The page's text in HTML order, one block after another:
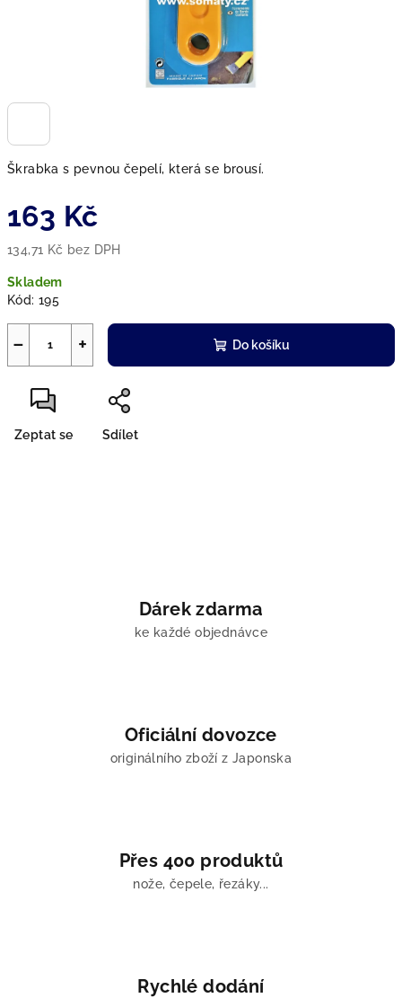
Škrabka s pevnou čepelí, která se brousí.
163 Kč
134,71 Kč bez DPH
cena:
Skladem
Kód: 195
+
− Do košíku
Zeptat se Sdílet
Dárek zdarma
ke každé objednávce
Oficiální dovozce
originálního zboží z Japonska
Přes 400 produktů
nože, čepele, řezáky...
Rychlé dodání